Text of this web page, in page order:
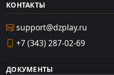
КОНТАКТЫ
support@dzplay.ru
+7 (343) 287-02-69
ДОКУМЕНТЫ